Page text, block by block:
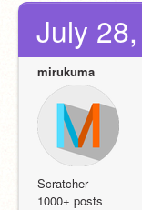
July
mirukuma
Scratcher
1000+ posts